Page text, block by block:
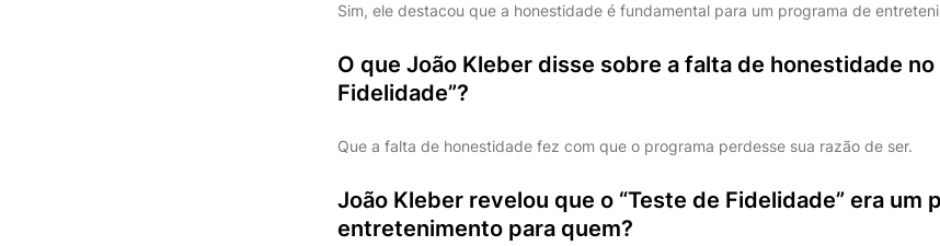
Sim, ele destacou que a honestidade é fundamental para um programa de
O que João Kleber disse sobre a falta de honestidade no
Fidelidade”?
Que a falta de honestidade fez com que o programa perdesse sua razão de ser.
João Kleber revelou que o “Teste de Fidelidade” era um
entretenimento para quem?